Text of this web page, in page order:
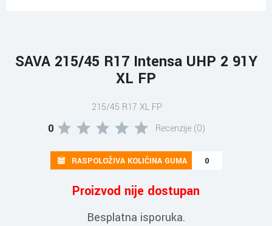
SAVA 215/45 R17 Intensa UHP 2 91Y
XL FP
215/45 R17 XL FP
0 Recenzije (0)
RASPOLOŽIVA KOLIČINA GUMA 0
Proizvod nije dostupan
Besplatna isporuka.